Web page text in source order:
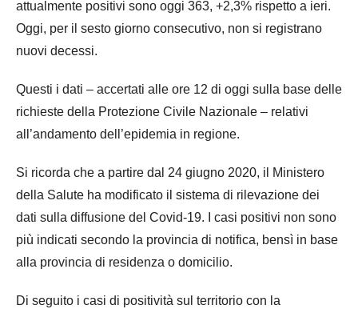
attualmente positivi sono oggi 363, +2,3% rispetto a ieri.
Oggi, per il sesto giorno consecutivo, non si registrano
nuovi decessi.
Questi i dati – accertati alle ore 12 di oggi sulla base delle
richieste della Protezione Civile Nazionale – relativi
all’andamento dell’epidemia in regione.
Si ricorda che a partire dal 24 giugno 2020, il Ministero
della Salute ha modificato il sistema di rilevazione dei
dati sulla diffusione del Covid-19. I casi positivi non sono
più indicati secondo la provincia di notifica, bensì in base
alla provincia di residenza o domicilio.
Di seguito i casi di positività sul territorio con la